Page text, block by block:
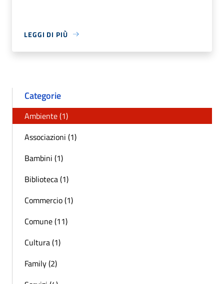
LEGGI DI PIÙ
Categorie
Ambiente (1)
Associazioni (1)
Bambini (1)
Biblioteca (1)
Commercio (1)
Comune (11)
Cultura (1)
Family (2)